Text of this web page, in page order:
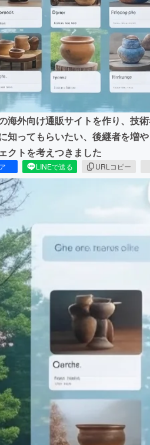
海外向け通販サイトを作り、技
知ってもらいたい、後継者を増
クトを考えつきました
LINEで送る URLコピー